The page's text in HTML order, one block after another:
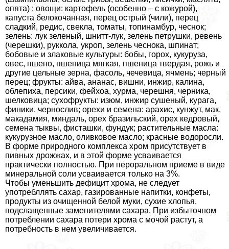
опята) ; овощи: картофель (особенно – с кожурой),
капуста белокочанная, перец острый (чили), перец
сладкий, редис, свекла, томаты, топинамбур, чеснок;
зелень: лук зеленый, шнитт-лук, зелень петрушки, ревень
(черешки), руккола, укроп, зелень чеснока, шпинат;
бобовые и злаковые культуры: бобы, горох, кукуруза,
овес, пшено, пшеница мягкая, пшеница твердая, рожь и
другие цельные зерна, фасоль, чечевица, ячмень; черный
перец; фрукты: айва, ананас, вишни, инжир, калина,
облепиха, персики, фейхоа, хурма, черешня, черника,
шелковица; сухофрукты: изюм, инжир сушеный, курага,
финики, чернослив; орехи и семена: арахис, кунжут, мак,
макадамия, миндаль, орех бразильский, орех кедровый,
семена тыквы, фисташки, фундук; растительные масла:
кукурузное масло, оливковое масло; красные водоросли.
В форме природного комплекса хром присутствует в
пивных дрожжах, и в этой форме усваивается
пpaктически полностью. При перopaльном приеме в виде
минеральной соли усваивается только на 3%.
Чтобы уменьшить дефицит хрома, не следует
употрeбллять сахар, газированные напитки, конфеты,
продукты из очищенной белой муки, сухие хлопья,
подслащенные заменителями сахара. При избыточном
потрeблении сахара потери хрома с мочой растут, а
потребность в нем увеличивается.